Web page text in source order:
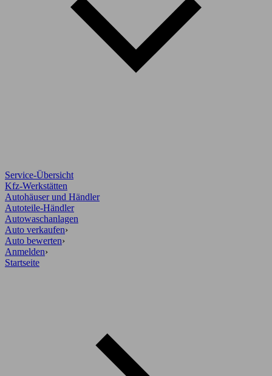
Service-Übersicht
Kfz-Werkstätten
Autohäuser und Händler
Autoteile-Händler
Autowaschanlagen
Auto verkaufen›
Auto bewerten›
Anmelden›
Startseite